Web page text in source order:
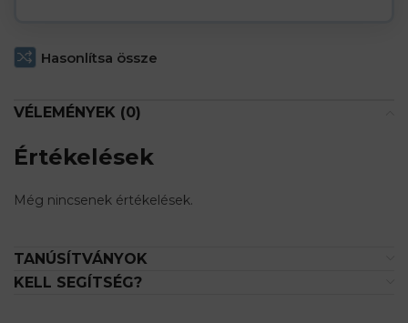
Hasonlítsa össze
VÉLEMÉNYEK (0)
Értékelések
Még nincsenek értékelések.
TANÚSÍTVÁNYOK
KELL SEGÍTSÉG?